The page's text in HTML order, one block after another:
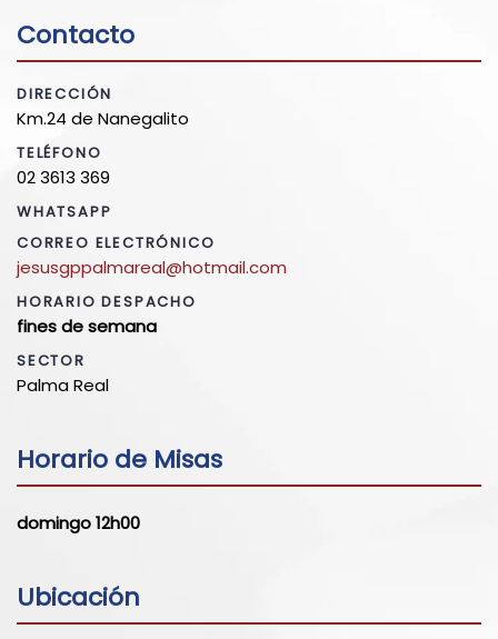
Contacto
DIRECCIÓN
Km.24 de Nanegalito
TELÉFONO
02 3613 369
WHATSAPP
CORREO ELECTRÓNICO
jesusgppalmareal@hotmail.com
HORARIO DESPACHO
fines de semana
SECTOR
Palma Real
Horario de Misas
domingo 12h00
Ubicación